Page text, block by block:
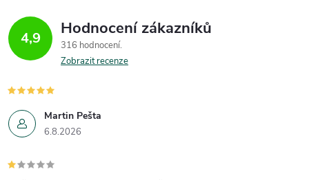
4,9 Hodnocení zákazníků
316 hodnocení
Zobrazit recenze
Martin Pešta
6.8.2026